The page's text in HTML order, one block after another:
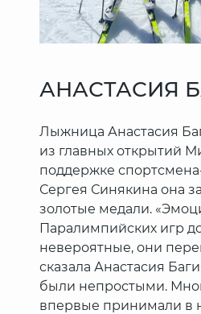
АНАСТАСИЯ
Лыжница Анастасия
из главных открытий
поддержке
Сергея Синякина она
золотые медали.
Паралимпийских игр
невероятные, они
сказала Анастасия
были непростыми.
впервые принимали в